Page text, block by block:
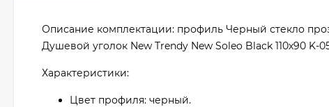
Описание комплектации: профиль Черный стекло
Душевой уголок New Trendy New Soleo Black 110х90 K-
Характеристики:
Цвет профиля: черный.